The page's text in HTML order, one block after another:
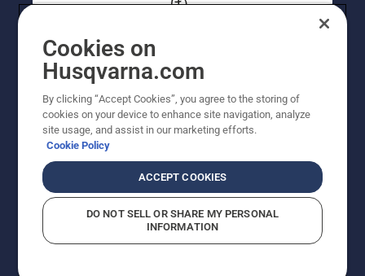
け）
ニュースレターのサインアップ（プロの方向
け）
© Husqvarna AB (publ). All rights reserved. 表示価格
は、メーカー希望小売価格 (税込) です。掲載写真は一部
Cookies on
Husqvarna.com
By clicking “Accept Cookies”, you agree to the storing of
cookies on your device to enhance site navigation, analyze
site usage, and assist in our marketing efforts.
Cookie Policy
ACCEPT COOKIES
DO NOT SELL OR SHARE MY PERSONAL
INFORMATION